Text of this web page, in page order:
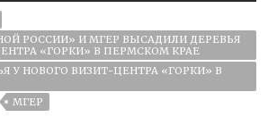
РОССИИ» И МГЕР ВЫСАДИЛИ ДЕРЕВЬЯ
«ГОРКИ» В ПЕРМСКОМ КРАЕ
У НОВОГО ВИЗИТ-ЦЕНТРА «ГОРКИ» В
МГЕР